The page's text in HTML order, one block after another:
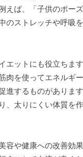
えば、「子供のポー
のストレッチや呼吸
エットにも役立ちま
肉を使ってエネルギ
進するものがありま
、太りにくい体質を
容や健康への改善効